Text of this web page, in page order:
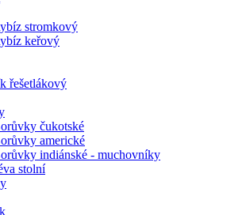
stromkový
keřový
řešetlákový
čukotské
americké
indiánské - muchovníky
stolní